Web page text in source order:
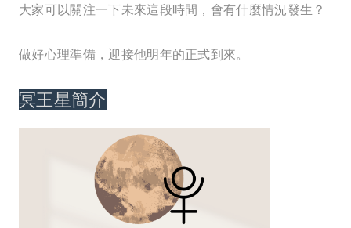
大家可以關注一下未來這段時間，會有什麼情況發生？
做好心理準備，迎接他明年的正式到來。
冥王星簡介